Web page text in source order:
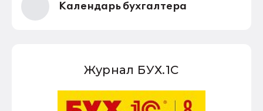
Календарь бухгалтера
Журнал БУХ.1С